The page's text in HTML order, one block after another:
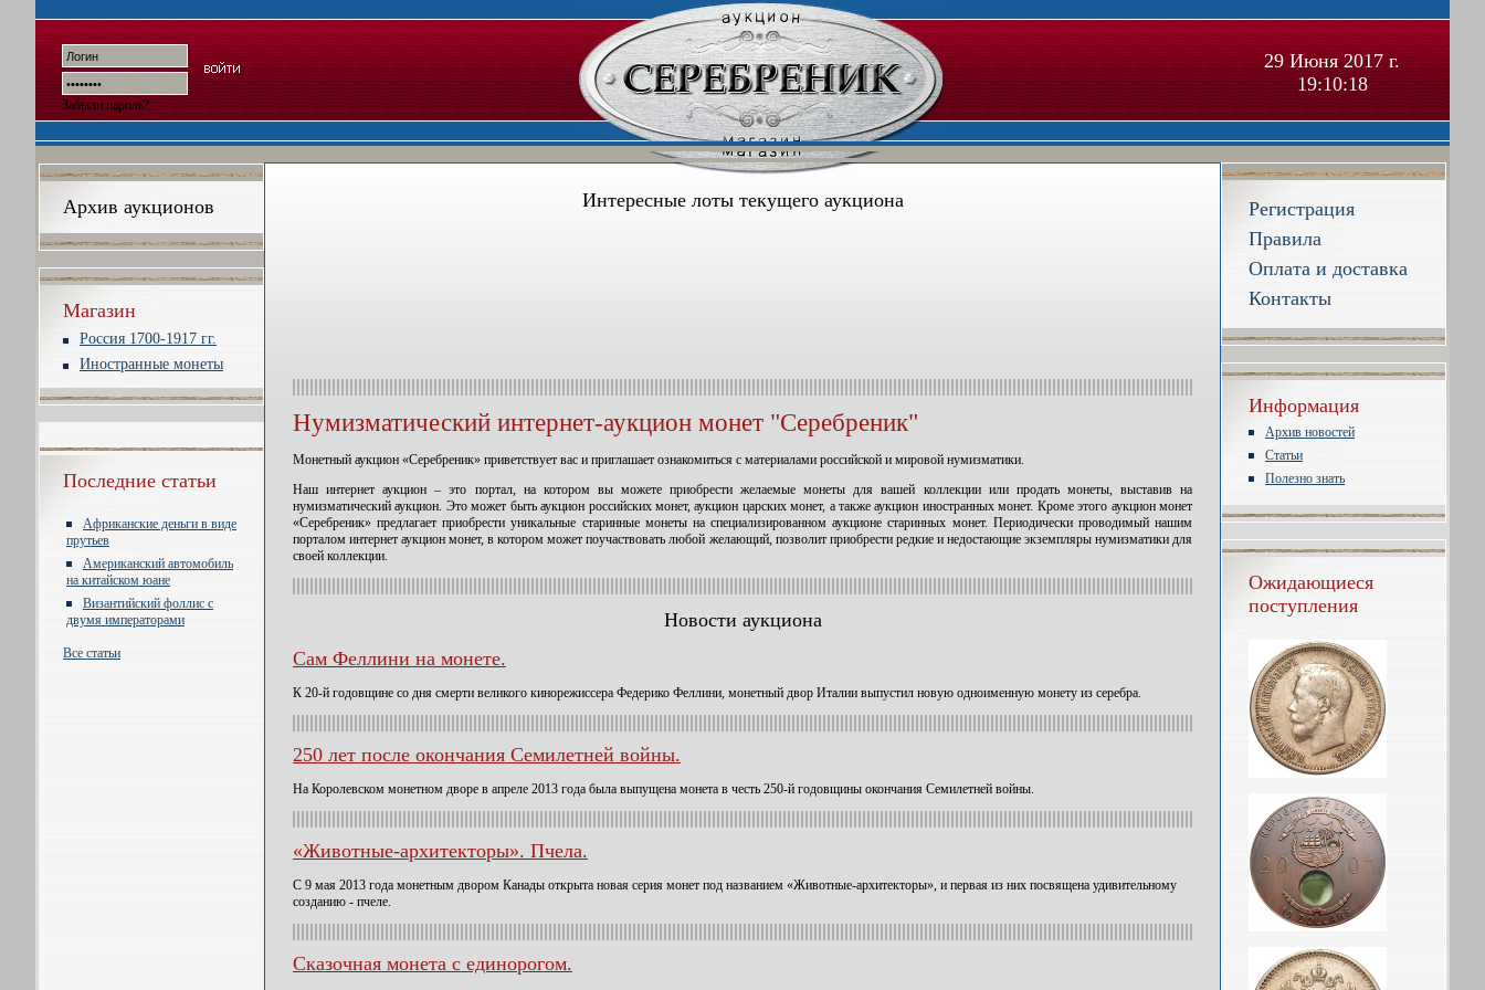
Забыли пароль?
29 Июня 2017 г.
19:10:18
Архив аукционов
Магазин
Россия 1700-1917 гг.
Иностранные монеты
Последние статьи
Африканские деньги в виде
прутьев
Американский автомобиль
на китайском юане
Византийский фоллис с
двумя императорами
Все статьи
Интересные лоты текущего аукциона
Нумизматический интернет-аукцион монет "Серебреник"
Монетный аукцион «Серебреник» приветствует вас и приглашает ознакомиться с материалами российской и мировой нумизматики.
Наш интернет аукцион – это портал, на котором вы можете приобрести желаемые монеты для вашей коллекции или продать монеты, выставив на
нумизматический аукцион. Это может быть аукцион российских монет, аукцион царских монет, а также аукцион иностранных монет. Кроме этого аукцион монет
«Серебреник» предлагает приобрести уникальные старинные монеты на специализированном аукционе старинных монет. Периодически проводимый нашим
порталом интернет аукцион монет, в котором может поучаствовать любой желающий, позволит приобрести редкие и недостающие экземпляры нумизматики для
своей коллекции.
Новости аукциона
Сам Феллини на монете.
К 20-й годовщине со дня смерти великого кинорежиссера Федерико Феллини, монетный двор Италии выпустил новую одноименную монету из серебра.
250 лет после окончания Семилетней войны.
На Королевском монетном дворе в апреле 2013 года была выпущена монета в честь 250-й годовщины окончания Семилетней войны.
«Животные-архитекторы». Пчела.
С 9 мая 2013 года монетным двором Канады открыта новая серия монет под названием «Животные-архитекторы», и первая из них посвящена удивительному
созданию - пчеле.
Сказочная монета с единорогом.
Регистрация
Правила
Оплата и доставка
Контакты
Информация
Архив новостей
Статьи
Полезно знать
Ожидающиеся
поступления